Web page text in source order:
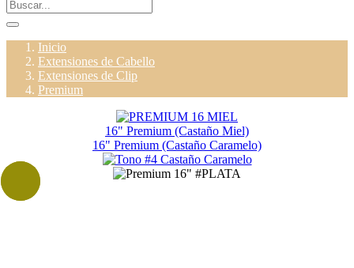
Inicio
Extensiones de Cabello
Extensiones de Clip
Premium
16" Premium (Castaño Miel)
16" Premium (Castaño Caramelo)